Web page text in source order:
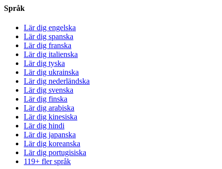
Språk
Lär dig engelska
Lär dig spanska
Lär dig franska
Lär dig italienska
Lär dig tyska
Lär dig ukrainska
Lär dig nederländska
Lär dig svenska
Lär dig finska
Lär dig arabiska
Lär dig kinesiska
Lär dig hindi
Lär dig japanska
Lär dig koreanska
Lär dig portugisiska
119+ fler språk